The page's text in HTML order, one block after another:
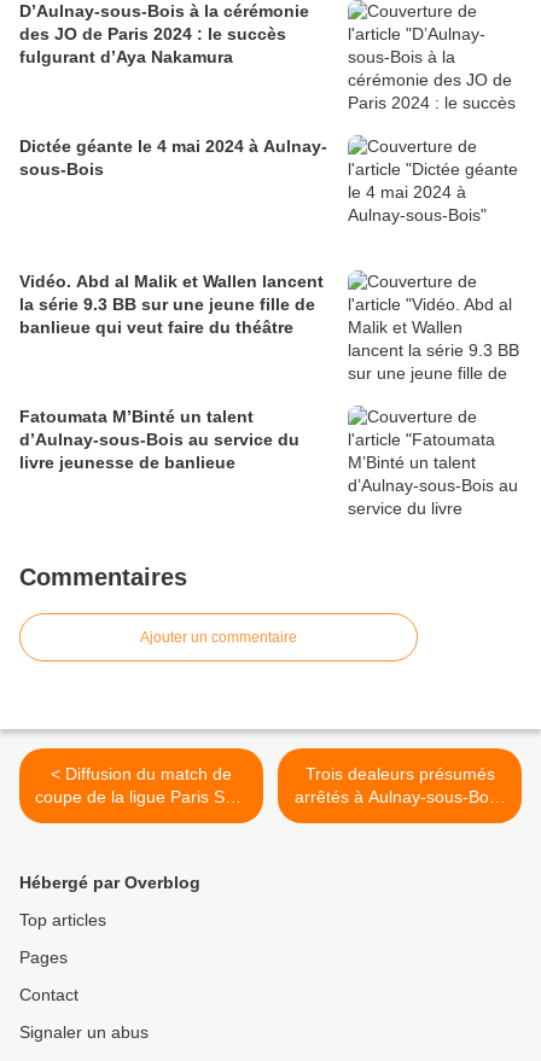
D’Aulnay-sous-Bois à la cérémonie
des JO de Paris 2024 : le succès
fulgurant d’Aya Nakamura
Dictée géante le 4 mai 2024 à Aulnay-
sous-Bois
Vidéo. Abd al Malik et Wallen lancent
la série 9.3 BB sur une jeune fille de
banlieue qui veut faire du théâtre
Fatoumata M’Binté un talent
d’Aulnay-sous-Bois au service du
livre jeunesse de banlieue
Commentaires
Ajouter un commentaire
< Diffusion du match de
coupe de la ligue Paris SG -
St-Etienne ce soir au New
Trois dealeurs présumés
arrêtés à Aulnay-sous-Bois.
5,7 kg de résine de
Hébergé par Overblog
Top articles
Pages
Contact
Signaler un abus